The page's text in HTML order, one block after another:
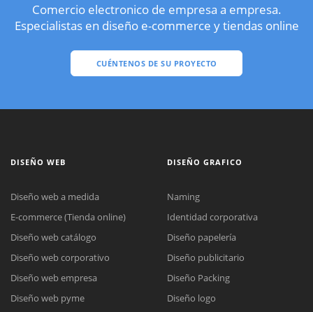
Comercio electronico de empresa a empresa.
Especialistas en diseño e-commerce y tiendas online
CUÉNTENOS DE SU PROYECTO
DISEÑO WEB
Diseño web a medida
E-commerce (Tienda online)
Diseño web catálogo
Diseño web corporativo
Diseño web empresa
Diseño web pyme
DISEÑO GRAFICO
Naming
Identidad corporativa
Diseño papelería
Diseño publicitario
Diseño Packing
Diseño logo